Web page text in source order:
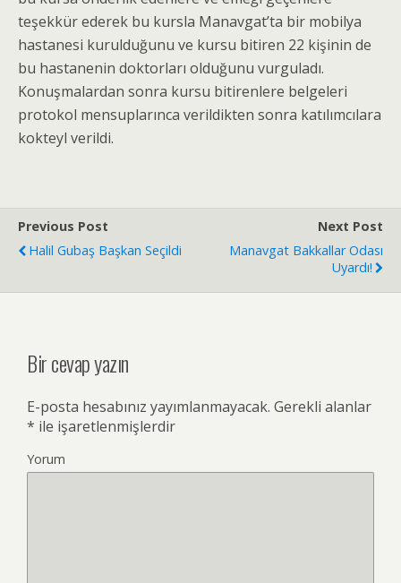
teşekkür ederek bu kursla Manavgat’ta bir mobilya
hastanesi kurulduğunu ve kursu bitiren 22 kişinin de
bu hastanenin doktorları olduğunu vurguladı.
Konuşmalardan sonra kursu bitirenlere belgeleri
protokol mensuplarınca verildikten sonra katılımcılara
kokteyl verildi.
Previous Post
Halil Gubaş Başkan Seçildi
Next Post
Manavgat Bakkallar Odası
Uyardı!
Bir cevap yazın
E-posta hesabınız yayımlanmayacak. Gerekli alanlar
* ile işaretlenmişlerdir
Yorum